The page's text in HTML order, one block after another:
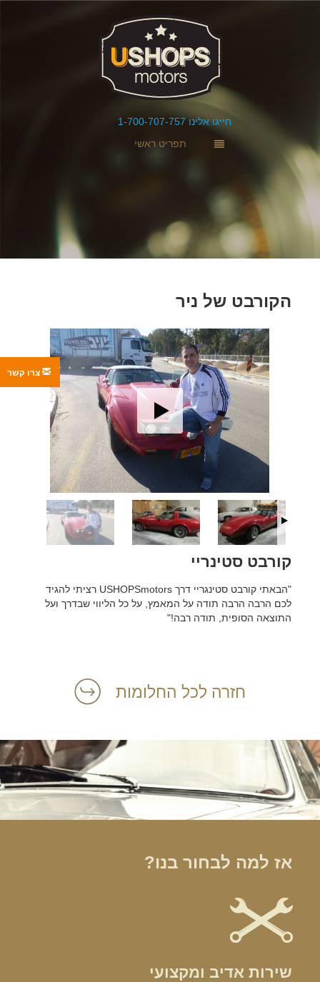
חייגו אלינו 1-700-707-757
תפריט ראשי
הקורבט של ניר
קורבט סטינריי
"הבאתי קורבט סטינגריי דרך USHOPSmotors רציתי להגיד
לכם הרבה הרבה תודה על המאמץ, על כל הליווי שבדרך ועל
התוצאה הסופית, תודה רבה!"
חזרה לכל החלומות
אז למה לבחור בנו?
שירות אדיב ומקצועי
צרו קשר